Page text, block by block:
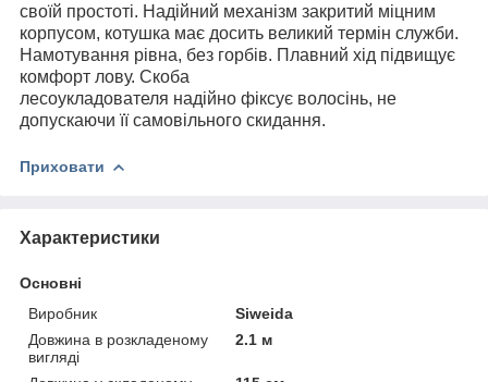
своїй простоті. Надійний механізм закритий міцним
корпусом, котушка має досить великий термін служби.
Намотування рівна, без горбів. Плавний хід підвищує
комфорт лову. Скоба
лесоукладователя надійно фіксує волосінь, не
допускаючи її самовільного скидання.
Приховати
Характеристики
Основні
Виробник
Siweida
Довжина в розкладеному
вигляді
2.1 м